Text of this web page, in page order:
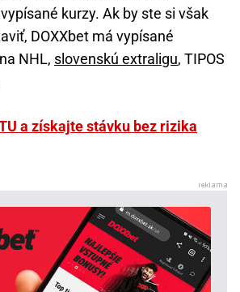
kurzy. Ak by ste si však
DOXXbet má vypísané
NHL, slovenskú extraligu, TIPOS
a získajte stávku bez rizika